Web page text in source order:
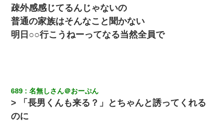
妻と同居し始めたときから、よく妻が「どこかで音漏れしてな
い？音楽聞こえる」と言っていて…
安だ）→ 仕事を早退して帰宅すると、嫁と嫁両親と知らない男が
疎外感感じてるんじゃないの
普通の家族はそんなこと聞かない
明日○○行こうねーってなる当然全員で
689 名無しさん＠おーぷん
> 「長男くんも来る？」とちゃんと誘ってくれる
のに